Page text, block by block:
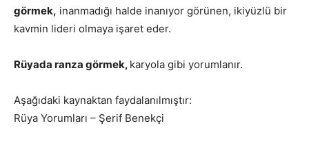
görmek, inanmadığı halde inanıyor görünen, ikiyüzlü bir
kavmin lideri olmaya işaret eder.
Rüyada ranza görmek, karyola gibi yorumlanır.
Aşağıdaki kaynaktan faydalanılmıştır:
Rüya Yorumları – Şerif Benekçi